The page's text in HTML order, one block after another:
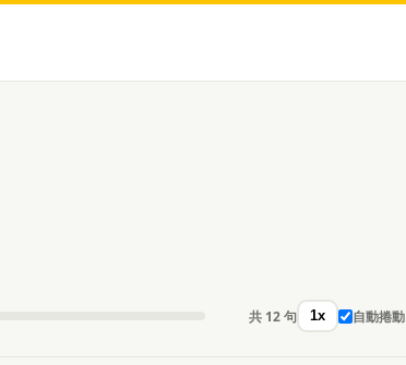
共 12 句 1x 自動捲動